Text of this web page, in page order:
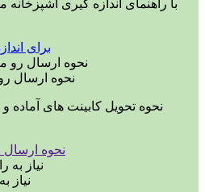
با راهنمای اندازه گیری آشپزخانه
برای
نحوه ارسال
نحوه تحویل کابینت های آماده و
نحوه ارسال
نیاز